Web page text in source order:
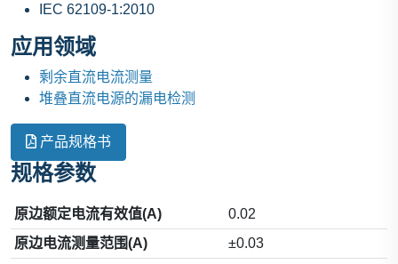
IEC 62109-1:2010
应用领域
剩余直流电流测量
堆叠直流电源的漏电检测
产品规格书
规格参数
原边额定电流有效值(A)
0.02
原边电流测量范围(A)
±0.03